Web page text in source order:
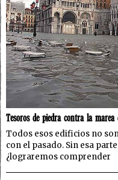
Tesoros de piedra contra la marea
Todos esos edificios no
con el pasado. Sin esa
¿lograremos comprender